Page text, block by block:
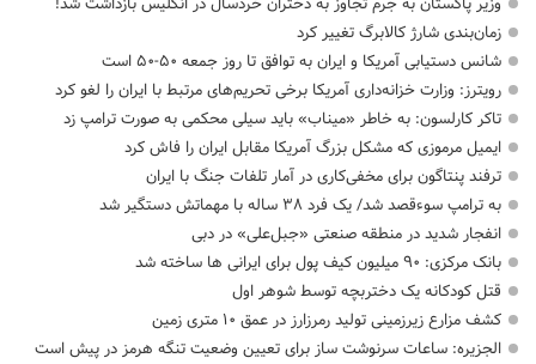
زمان‌بندی شارژ کالابرگ تغییر کرد
شانس دستیابی آمریکا و ایران به توافق تا روز جمعه ۵۰-۵۰ است
رویترز: وزارت خزانه‌داری آمریکا برخی تحریم‌های مرتبط با ایران را لغو کرد
تاکر کارلسون: به خاطر «میناب» باید سیلی محکمی به صورت ترامپ زد
ایمیل مرموزی که مشکل بزرگ آمریکا مقابل ایران را فاش کرد
ترفند پنتاگون برای مخفی‌کاری در آمار تلفات جنگ با ایران
به ترامپ سوءقصد شد/ یک فرد ۳۸ ساله با مهماتش دستگیر شد
انفجار شدید در منطقه صنعتی «جبل‌علی» در دبی
بانک مرکزی: ۹۰ میلیون کیف پول برای ایرانی ها ساخته شد
قتل کودکانه یک دختربچه توسط شوهر اول
کشف مزارع زیرزمینی تولید رمرزارز در عمق ۱۰ متری زمین
الجزیره: ساعات سرنوشت ساز برای تعیین وضعیت تنگه هرمز در پیش است